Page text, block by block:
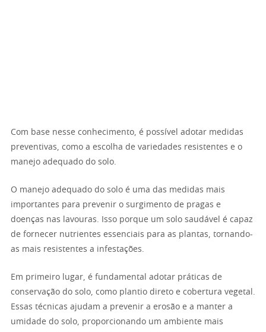
Com base nesse conhecimento, é possível adotar medidas
preventivas, como a escolha de variedades resistentes e o
manejo adequado do solo.
O manejo adequado do solo é uma das medidas mais
importantes para prevenir o surgimento de pragas e
doenças nas lavouras. Isso porque um solo saudável é capaz
de fornecer nutrientes essenciais para as plantas, tornando-
as mais resistentes a infestações.
Em primeiro lugar, é fundamental adotar práticas de
conservação do solo, como plantio direto e cobertura vegetal.
Essas técnicas ajudam a prevenir a erosão e a manter a
umidade do solo, proporcionando um ambiente mais